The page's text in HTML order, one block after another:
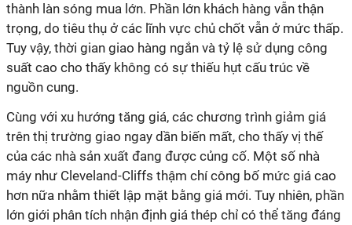
thành làn sóng mua lớn. Phần lớn khách hàng vẫn thận
trọng, do tiêu thụ ở các lĩnh vực chủ chốt vẫn ở mức thấp.
Tuy vậy, thời gian giao hàng ngắn và tỷ lệ sử dụng công
suất cao cho thấy không có sự thiếu hụt cấu trúc về
nguồn cung.
Cùng với xu hướng tăng giá, các chương trình giảm giá
trên thị trường giao ngay dần biến mất, cho thấy vị thế
của các nhà sản xuất đang được củng cố. Một số nhà
máy như Cleveland-Cliffs thậm chí công bố mức giá cao
hơn nữa nhằm thiết lập mặt bằng giá mới. Tuy nhiên, phần
lớn giới phân tích nhận định giá thép chỉ có thể tăng đáng